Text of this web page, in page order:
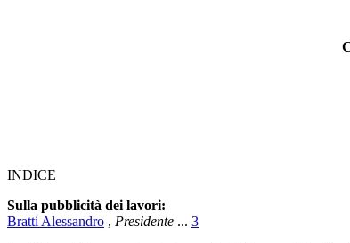
INDICE
Sulla pubblicità dei lavori:
Bratti Alessandro , Presidente ... 3